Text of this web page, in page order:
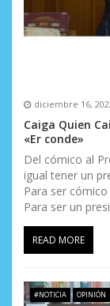
r
a
a
s
diciembre 16,
Caiga Quien
«Er conde»
Del cómico al
igual tener un
Para ser
Para ser un
READ MORE
#NOTICIA OPINIÓN